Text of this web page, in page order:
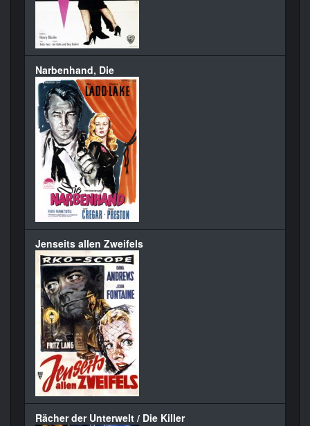
Narbenhand, Die
Jenseits allen Zweifels
Rächer der Unterwelt / Die Killer